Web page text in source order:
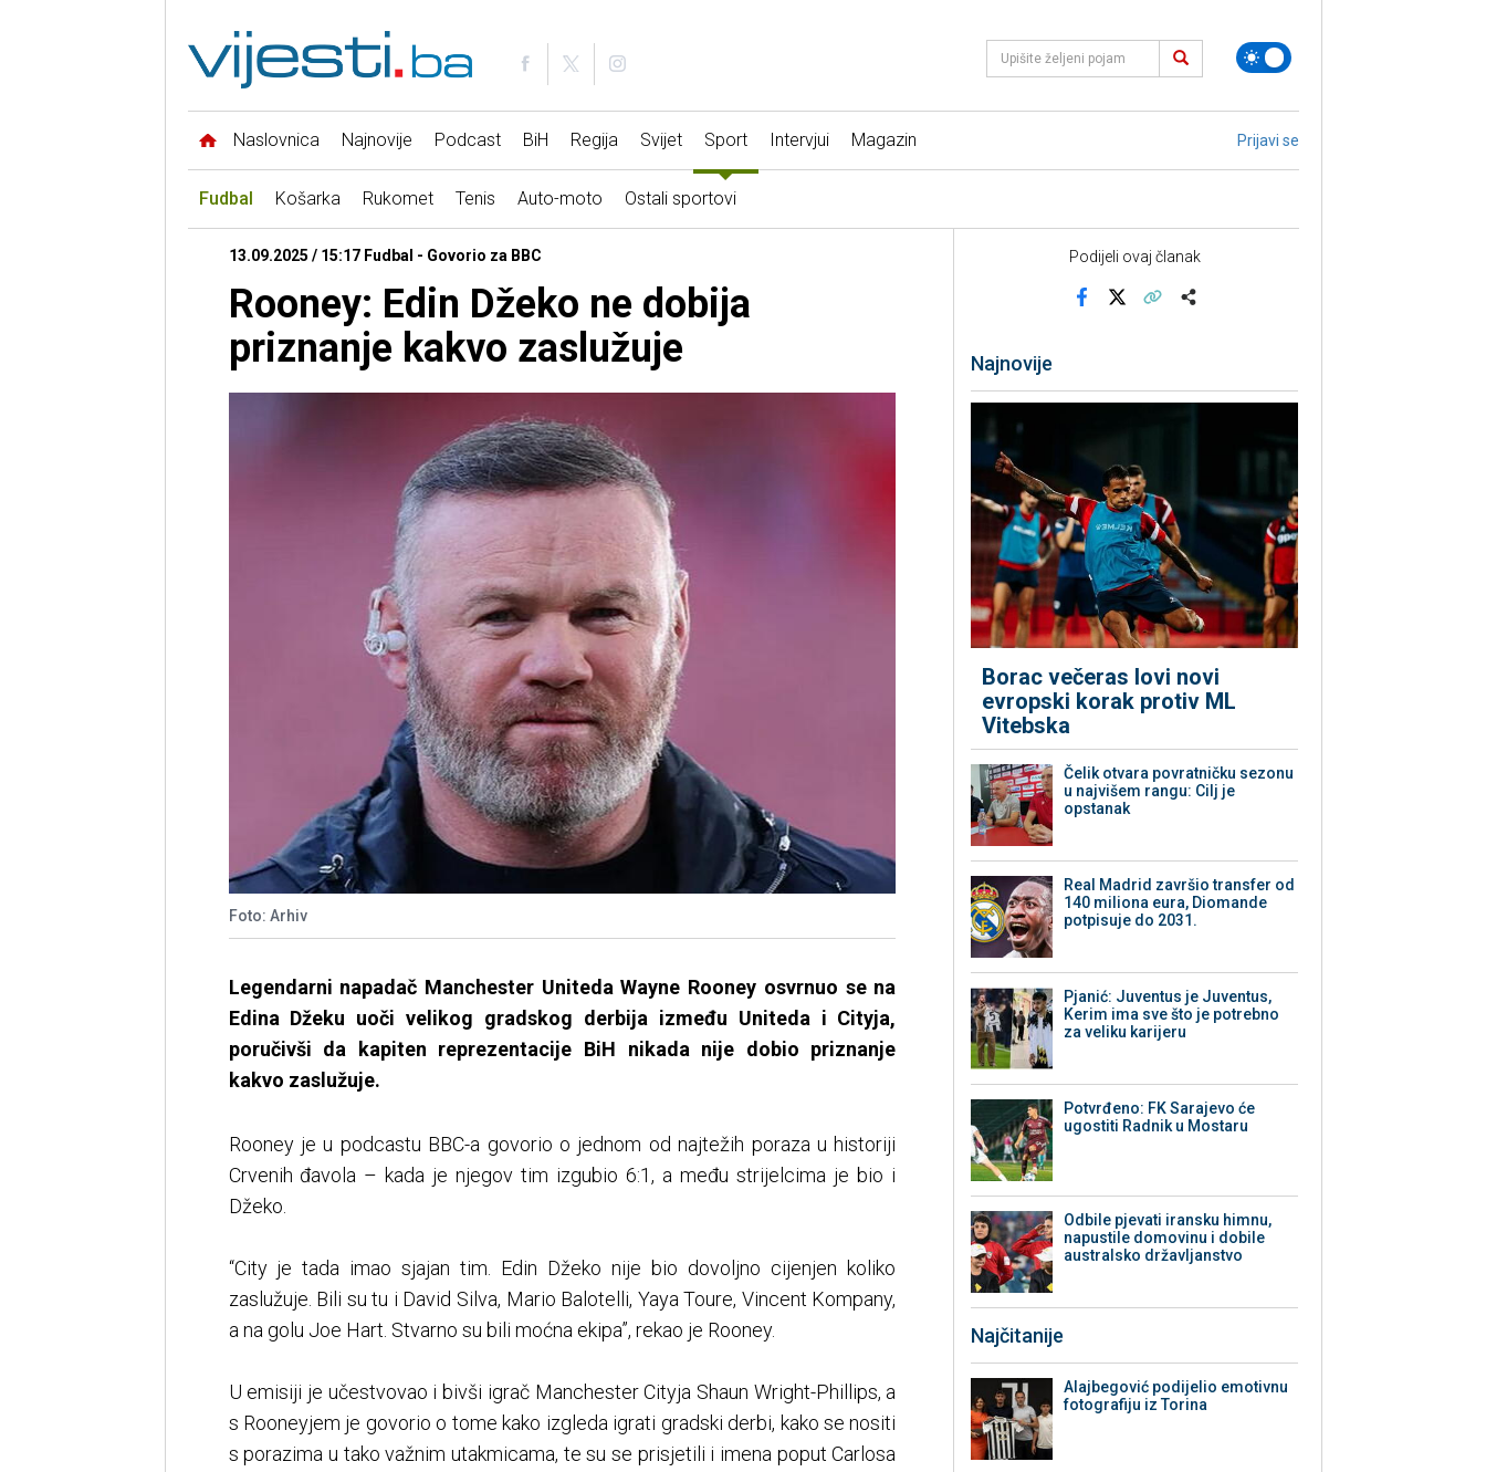
Naslovnica Najnovije Podcast BiH Regija Svijet Sport Intervjui Magazin Prijavi se
Fudbal Košarka Rukomet Tenis Auto-moto Ostali sportovi
13.09.2025 / 15:17 Fudbal - Govorio za BBC
Rooney: Edin Džeko ne dobija
priznanje kakvo zaslužuje
Foto: Arhiv
Legendarni napadač Manchester Uniteda Wayne Rooney osvrnuo se na
Edina Džeku uoči velikog gradskog derbija između Uniteda i Cityja,
poručivši da kapiten reprezentacije BiH nikada nije dobio priznanje
kakvo zaslužuje.
Rooney je u podcastu BBC-a govorio o jednom od najtežih poraza u historiji
Crvenih đavola – kada je njegov tim izgubio 6:1, a među strijelcima je bio i
Džeko.
“City je tada imao sjajan tim. Edin Džeko nije bio dovoljno cijenjen koliko
zaslužuje. Bili su tu i David Silva, Mario Balotelli, Yaya Toure, Vincent Kompany,
a na golu Joe Hart. Stvarno su bili moćna ekipa”, rekao je Rooney.
U emisiji je učestvovao i bivši igrač Manchester Cityja Shaun Wright-Phillips, a
s Rooneyjem je govorio o tome kako izgleda igrati gradski derbi, kako se nositi
s porazima u tako važnim utakmicama, te su se prisjetili i imena poput Carlosa
Podijeli ovaj članak
Najnovije
Borac večeras lovi novi
evropski korak protiv ML
Vitebska
Čelik otvara povratničku sezonu
u najvišem rangu: Cilj je
opstanak
Real Madrid završio transfer od
140 miliona eura, Diomande
potpisuje do 2031.
Pjanić: Juventus je Juventus,
Kerim ima sve što je potrebno
za veliku karijeru
Potvrđeno: FK Sarajevo će
ugostiti Radnik u Mostaru
Odbile pjevati iransku himnu,
napustile domovinu i dobile
australsko državljanstvo
Najčitanije
Alajbegović podijelio emotivnu
fotografiju iz Torina